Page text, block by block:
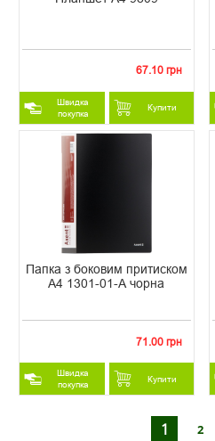
67.10 грн
Швидка
покупка
Купити
Папка з боковим притиском
А4 1301-01-A чорна
71.00 грн
Швидка
покупка
Купити
1 2